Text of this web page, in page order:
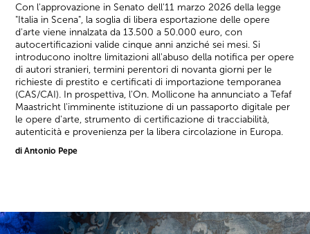
Con l'approvazione in Senato dell'11 marzo 2026 della legge
"Italia in Scena", la soglia di libera esportazione delle opere
d'arte viene innalzata da 13.500 a 50.000 euro, con
autocertificazioni valide cinque anni anziché sei mesi. Si
introducono inoltre limitazioni all'abuso della notifica per opere
di autori stranieri, termini perentori di novanta giorni per le
richieste di prestito e certificati di importazione temporanea
(CAS/CAI). In prospettiva, l'On. Mollicone ha annunciato a Tefaf
Maastricht l'imminente istituzione di un passaporto digitale per
le opere d'arte, strumento di certificazione di tracciabilità,
autenticità e provenienza per la libera circolazione in Europa.
di Antonio Pepe